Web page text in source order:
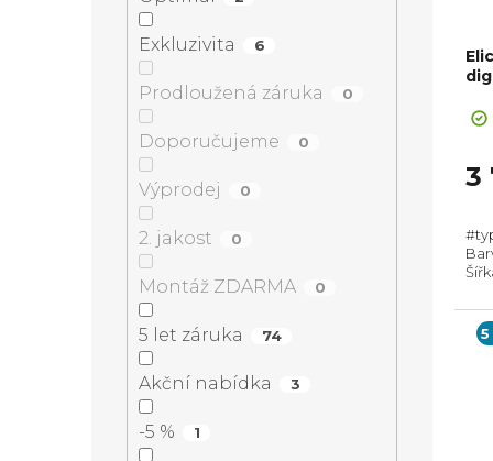
Exkluzivita 6
Prodloužená záruka 0
Doporučujeme 0
Výprodej 0
2. jakost 0
Montáž ZDARMA 0
5 let záruka 74
Akční nabídka 3
-5 % 1
d
u
k
t
ů
r
o
d
u
k
3